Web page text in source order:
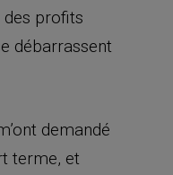
profits
débarrassent
demandé
terme, et